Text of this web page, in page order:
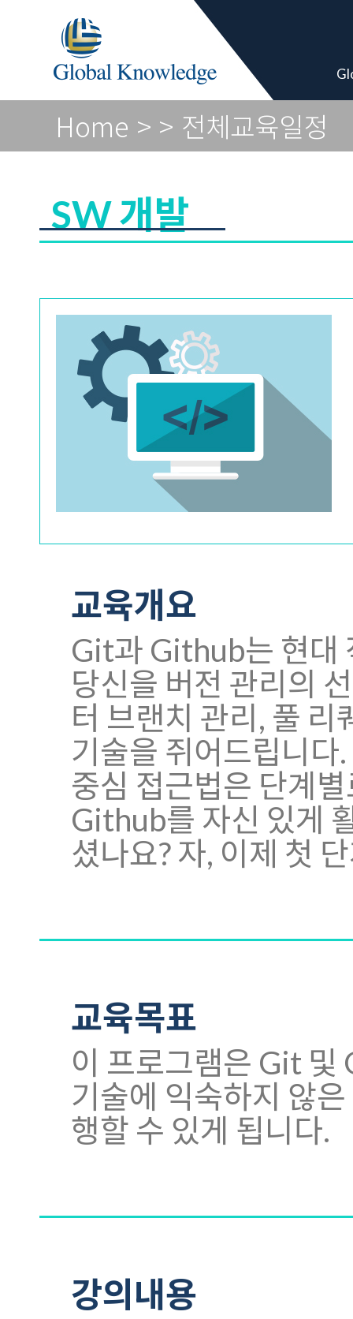
Academy
Home > > 전체교육일정
SW 개발
교육개요
Git과 Github는 현대
당신을 버전 관리의
터 브랜치 관리, 풀
기술을 쥐어드립니다
중심 접근법은 단계
Github를 자신 있게
셨나요? 자, 이제 첫
교육목표
이 프로그램은 Git 및
기술에 익숙하지 않
행할 수 있게 됩니다.
강의내용